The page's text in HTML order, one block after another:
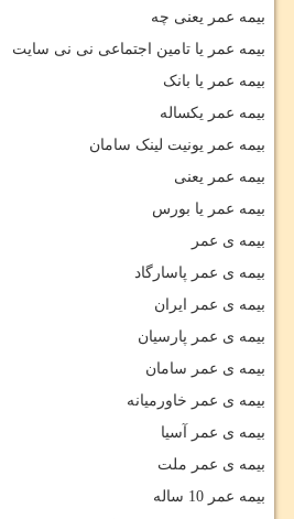
بیمه عمر یعنی چه
بیمه عمر یا تامین اجتماعی نی نی سایت
بیمه عمر یا بانک
بیمه عمر یکساله
بیمه عمر یونیت لینک سامان
بیمه عمر یعنی
بیمه عمر یا بورس
بیمه ی عمر
بیمه ی عمر پاسارگاد
بیمه ی عمر ایران
بیمه ی عمر پارسیان
بیمه ی عمر سامان
بیمه ی عمر خاورمیانه
بیمه ی عمر آسیا
بیمه ی عمر ملت
بیمه عمر 10 ساله